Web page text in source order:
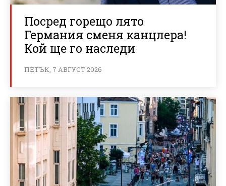
Посред горещо лято
Германия сменя канцлера!
Кой ще го наследи
ПЕТЪК, 7 АВГУСТ 2026